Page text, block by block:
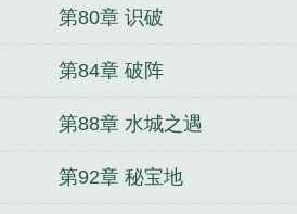
第80章 识破
第84章 破阵
第88章 水城之遇
第92章 秘宝地